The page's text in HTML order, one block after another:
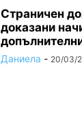
Страничен
доказани
Даниела - 20/03/